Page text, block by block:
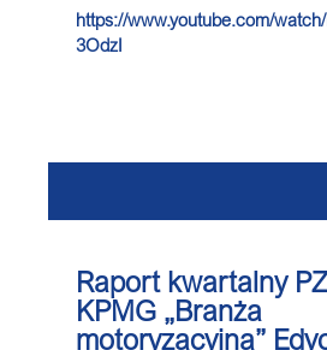
https://www.youtube.com/
3OdzI
Raport kwartalny
KPMG „Branża
motoryzacyjna”